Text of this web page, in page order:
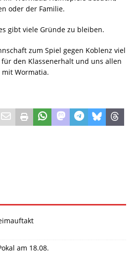
oder der Familie.
gibt viele Gründe zu bleiben.
zum Spiel gegen Koblenz viel
für den Klassenerhalt und uns allen
Wormatia.
am 18.08.